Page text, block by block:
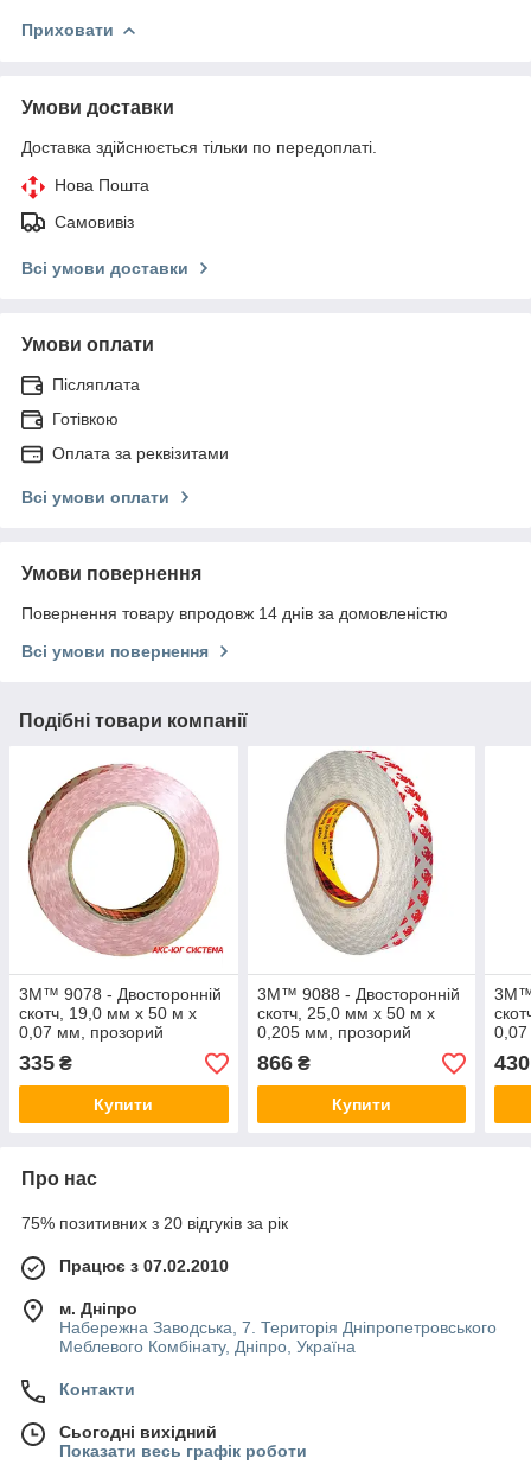
Приховати
Умови доставки
Доставка здійснюється тільки по передоплаті.
Нова Пошта
Самовивіз
Всі умови доставки
Умови оплати
Післяплата
Готівкою
Оплата за реквізитами
Всі умови оплати
Умови повернення
Повернення товару впродовж 14 днів за домовленістю
Всі умови повернення
Подібні товари компанії
3M™ 9078 - Двосторонній
скотч, 19,0 мм х 50 м х
0,07 мм, прозорий
335 ₴
Купити
3M™ 9088 - Двосторонній
скотч, 25,0 мм х 50 м х
0,205 мм, прозорий
866₴
Купити
3M™
430
Про нас
75% позитивних з 20 відгуків за рік
Працює з 07.02.2010
м. Дніпро
Набережна Заводська, 7. Територія Дніпропетровського
Меблевого Комбінату, Дніпро, Україна
Контакти
Сьогодні вихідний
Показати весь графік роботи